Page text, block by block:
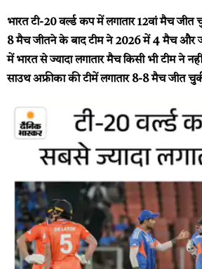
भारत टी-20 वर्ल्ड कप में लगातार 12वां मैच
8 मैच जीतने के बाद टीम ने 2026 में 4 मैच और
में भारत से ज्यादा लगातार मैच किसी भी टीम ने
साउथ अफ्रीका की टीमें लगातार 8-8 मैच जीत